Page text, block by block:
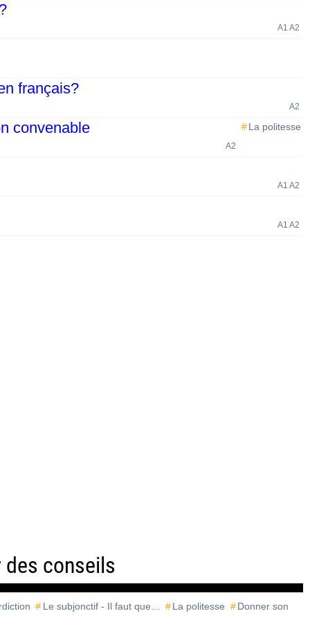
A1 A2
français?
A2
La politesse
convenable
A2
A1 A2
A1 A2
conseils
Le subjonctif - Il faut que… La politesse Donner son